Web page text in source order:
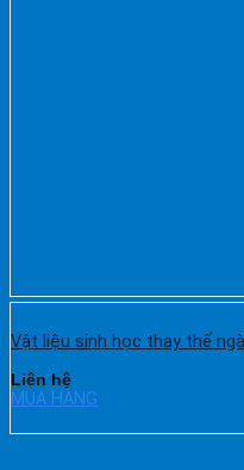
Vật liệu sinh học thay thế
Liên hệ
MUA HÀNG